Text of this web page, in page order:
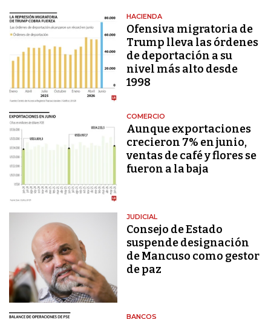
HACIENDA
Ofensiva migratoria de
Trump lleva las órdenes
de deportación a su
nivel más alto desde
1998
COMERCIO
Aunque exportaciones
crecieron 7% en junio,
ventas de café y flores se
fueron a la baja
JUDICIAL
Consejo de Estado
suspende designación
de Mancuso como gestor
de paz
BANCOS